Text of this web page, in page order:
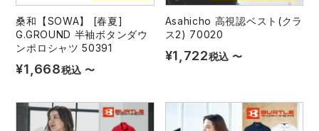
桑和【SOWA】 [春夏]
G.GROUND 半袖ボタンダウ
ンポロシャツ 50391
¥1,668税込 〜
Asahicho 高視認ベスト(クラ
ス2) 70020
¥1,722税込 〜